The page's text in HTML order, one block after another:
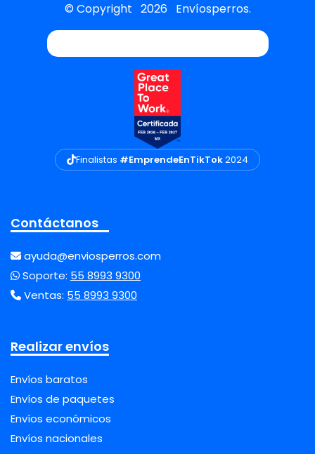
© Copyright 2026 Envíosperros.
Finalistas #EmprendeEnTikTok2024
Contáctanos
ayuda@enviosperros.com
Soporte: 55 8993 9300
Ventas: 55 8993 9300
Realizar envíos
Envíos baratos
Envíos de paquetes
Envíos económicos
Envíos nacionales